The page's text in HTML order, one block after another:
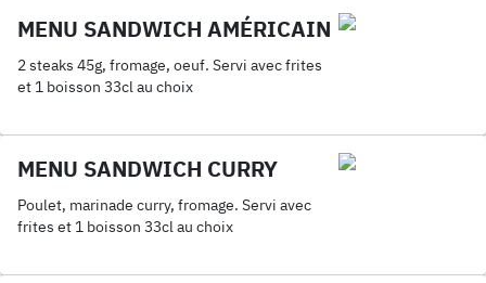
MENU SANDWICH AMÉRICAIN
2 steaks 45g, fromage, oeuf. Servi avec frites
et 1 boisson 33cl au choix
MENU SANDWICH CURRY
Poulet, marinade curry, fromage. Servi avec
frites et 1 boisson 33cl au choix